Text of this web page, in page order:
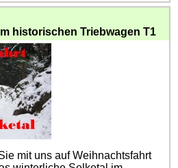
historischen Triebwagen T1
mit uns auf Weihnachtsfahrt